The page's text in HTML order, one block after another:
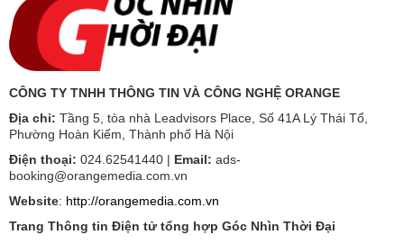
CÔNG TY TNHH THÔNG TIN VÀ CÔNG NGHỆ ORANGE
Địa chỉ: Tầng 5, tòa nhà Leadvisors Place, Số 41A Lý Thái Tổ,
Phường Hoàn Kiếm, Thành phố Hà Nội
Điện thoại: 024.62541440 | Email: ads-
booking@orangemedia.com.vn
Website: http://orangemedia.com.vn
Trang Thông tin Điện tử tổng hợp Góc Nhìn Thời Đại